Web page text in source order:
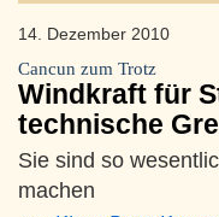
14. Dezember 2010
Cancun zum Trotz
Windkraft für
technische
Sie sind so
machen